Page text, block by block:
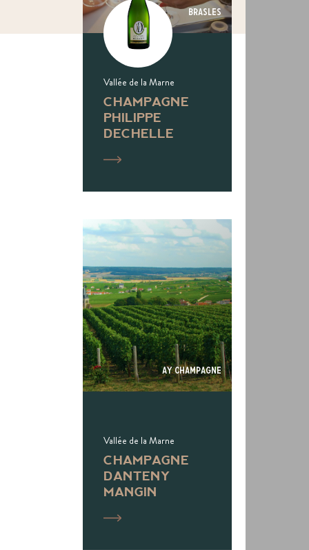
Brasles
Vallée de la Marne
CHAMPAGNE
PHILIPPE
DECHELLE
Ay Champagne
Vallée de la Marne
CHAMPAGNE
DANTENY
MANGIN